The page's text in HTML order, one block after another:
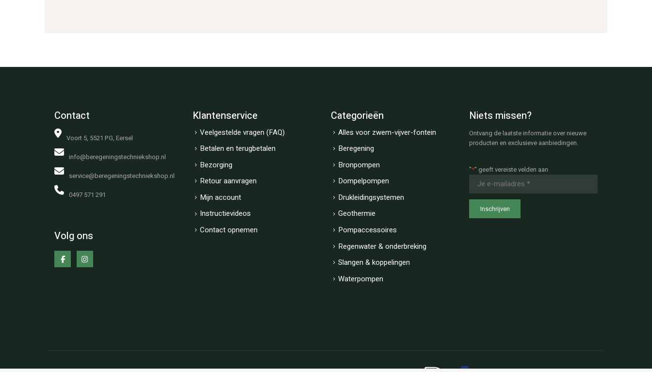
Contact
Voort 5, 5521 PG, Eersel
info@beregeningstechniekshop.nl
service@beregeningstechniekshop.nl
0497 571 291
Volg ons
Klantenservice
Veelgestelde vragen (FAQ)
Betalen en terugbetalen
Bezorging
Retour aanvragen
Mijn account
Instructievideos
Contact opnemen
Categorieën
Alles voor zwem-vijver-fontein
Beregening
Bronpompen
Dompelpompen
Drukleidingsystemen
Geothermie
Pompaccessoires
Regenwater & onderbreking
Slangen & koppelingen
Waterpompen
Niets missen?
Ontvang de laatste informatie over nieuwe
producten en exclusieve aanbiedingen.
"*" geeft vereiste velden aan
mailadres
*